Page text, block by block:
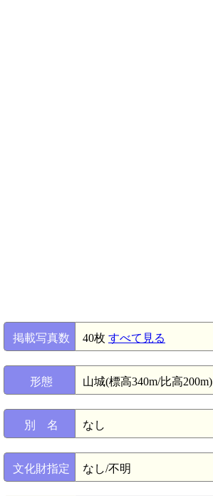
掲載写真数 40枚 すべて見る
形態 山城(標高340m/比高200m)
別 名 なし
文化財指定 なし/不明